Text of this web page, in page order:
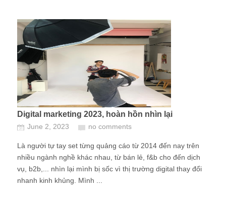
Digital marketing 2023, hoàn hồn nhìn lại
June 2, 2023 no comments
Là người tự tay set từng quảng cáo từ 2014 đến nay trên
nhiều ngành nghề khác nhau, từ bán lẻ, f&b cho đến dịch
vụ, b2b,... nhìn lại mình bị sốc vì thị trường digital thay đổi
nhanh kinh khủng. Mình ...